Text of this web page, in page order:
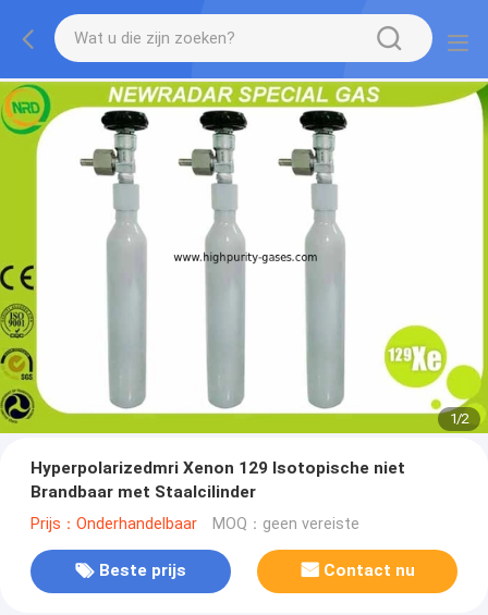
1/2
Hyperpolarizedmri Xenon 129 Isotopische niet
Brandbaar met Staalcilinder
Prijs：Onderhandelbaar MOQ：geen vereiste
Beste prijs Contact nu